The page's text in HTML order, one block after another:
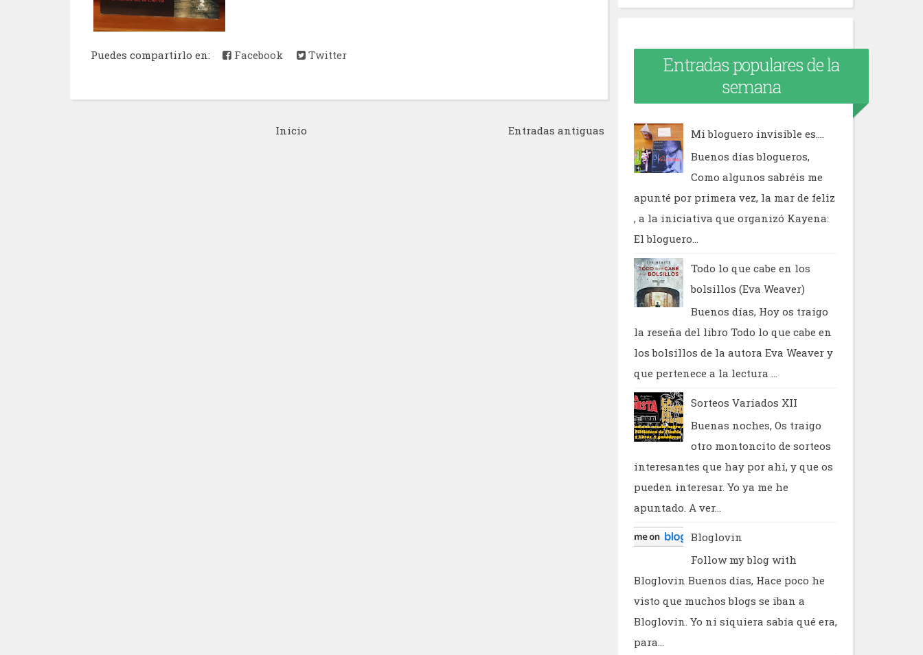
Puedes compartirlo en: Facebook Twitter
Entradas antiguas
Inicio
Entradas populares de la
semana
Mi bloguero invisible es....
Buenos días blogueros,
Como algunos sabréis me
apunté por primera vez, la mar de feliz
, a la iniciativa que organizó Kayena:
El bloguero...
Todo lo que cabe en los
bolsillos (Eva Weaver)
Buenos días, Hoy os traigo
la reseña del libro Todo lo que cabe en
los bolsillos de la autora Eva Weaver y
que pertenece a la lectura ...
Sorteos Variados XII
Buenas noches, Os traigo
otro montoncito de sorteos
interesantes que hay por ahí, y que os
pueden interesar. Yo ya me he
apuntado. A ver...
Bloglovin
Follow my blog with
Bloglovin Buenos días, Hace poco he
visto que muchos blogs se iban a
Bloglovin. Yo ni siquiera sabía qué era,
para...